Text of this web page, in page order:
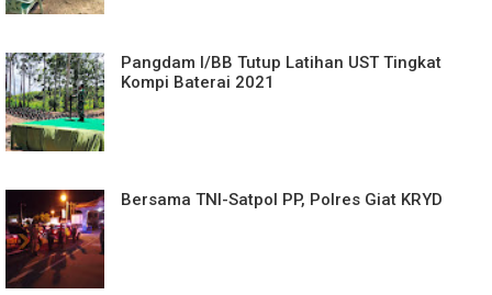
Pangdam I/BB Tutup Latihan UST Tingkat
Kompi Baterai 2021
Bersama TNI-Satpol PP, Polres Giat KRYD